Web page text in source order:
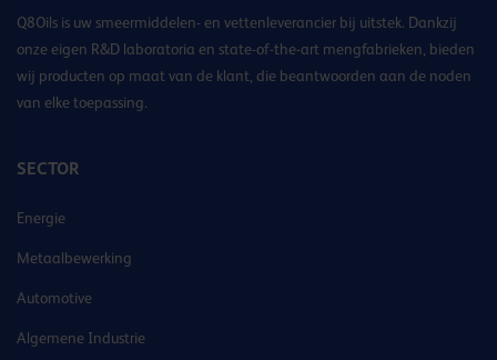
Q8Oils is uw smeermiddelen- en vettenleverancier bij uitstek. Dankzij
onze eigen R&D laboratoria en state-of-the-art mengfabrieken, bieden
wij producten op maat van de klant, die beantwoorden aan de noden
van elke toepassing.
SECTOR
Energie
Metaalbewerking
Automotive
Algemene Industrie